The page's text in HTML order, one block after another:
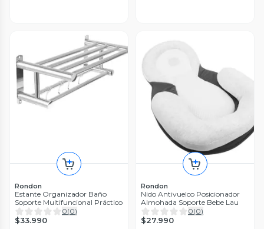
Rondon
Estante Organizador Baño
Soporte Multifuncional Práctico
0(0)
$33.990
Rondon
Nido Antivuelco Posicionador
Almohada Soporte Bebe Lau
0(0)
$27.990